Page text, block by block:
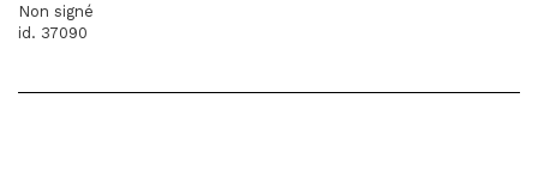
Non signé
id. 37090